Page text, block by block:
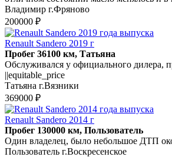
Владимир г.Фряново
200000 ₽
Renault Sandero 2019 г
Пробег 36100 км, Татьяна
Обслуживался у официального дилера,
||equitable_price
Татьяна г.Вязники
369000 ₽
Renault Sandero 2014 г
Пробег 130000 км, Пользователь
Один владелец, было небольшое ДТП
Пользователь г.Воскресенское